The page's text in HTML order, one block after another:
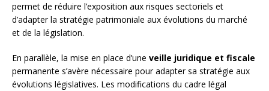
permet de réduire l’exposition aux risques sectoriels et
d’adapter la stratégie patrimoniale aux évolutions du marché
et de la législation.
En parallèle, la mise en place d’une veille juridique et fiscale
permanente s’avère nécessaire pour adapter sa stratégie aux
évolutions législatives. Les modifications du cadre légal